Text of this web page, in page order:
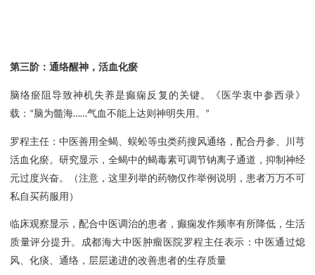
第三阶：通络醒神，活血化瘀
脑络瘀阻导致神机失养是癫痫反复的关键。《医学衷中参西录》
载： “脑为髓海……气血不能上达则神明失用。 ”
罗程主任 ：中医善用全蝎、蜈蚣等虫类药搜风通络，配合丹参、川芎
活血化瘀。研究显示，全蝎中的蝎毒素可调节钠离子通道，抑制神经
元过度兴奋。
（注意，这里列举的药物仅作举例说明，患者万万不可
私自买药服用）
临床观察显示， 配合中医调治的患者 ， 癫痫发作频率有所降低，生活
质量评分提升。 成都海大中医肿瘤医院罗程主任表示： 中医通过熄
风、化痰、通络 ， 层层递进的改善患者的生存质量